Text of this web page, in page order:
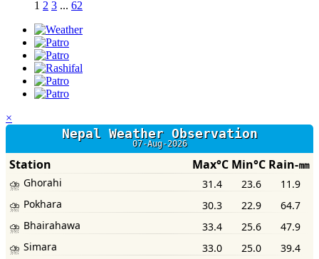
1 2 3 ... 62
×